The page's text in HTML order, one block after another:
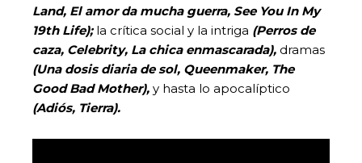
Land, El amor da mucha guerra, See You In My
19th Life);la crítica social y la intriga (Perros de
caza, Celebrity, La chica enmascarada), dramas
(Una dosis diaria de sol, Queenmaker, The
Good Bad Mother), y hasta lo apocalíptico
(Adiós, Tierra).